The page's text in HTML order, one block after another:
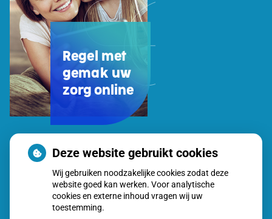
Uw
Zorg
Online
Regel met
gemak uw
zorg online
Deze website gebruikt cookies
Wij gebruiken noodzakelijke cookies zodat deze
website goed kan werken. Voor analytische
cookies en externe inhoud vragen wij uw
toestemming.